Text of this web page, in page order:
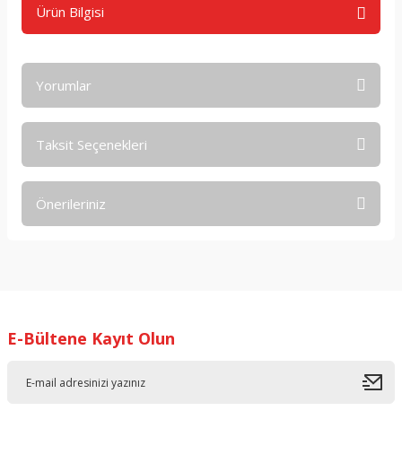
Ürün Bilgisi
Yorumlar
Taksit Seçenekleri
Önerileriniz
Ürün resmi kalitesiz, bozuk veya görüntülenemiyor.
E-Bültene Kayıt Olun